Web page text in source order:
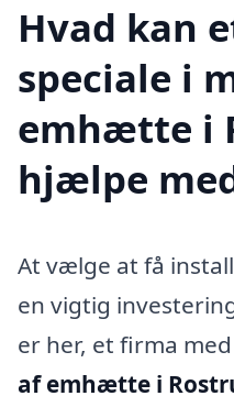
Hvad kan
speciale i
emhætte i
hjælpe
At vælge at få
en vigtig
er her, et firma
af emhætte i